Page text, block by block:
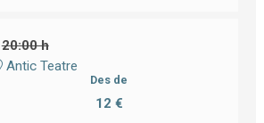
20:00 h
Antic Teatre
Des de
12 €